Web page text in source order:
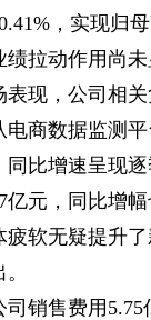
，实现归
拉动作用尚未
现，公司相
电商数据监测
同比增速呈现
亿元，同比增
疲软无疑提升
销售费用5.75